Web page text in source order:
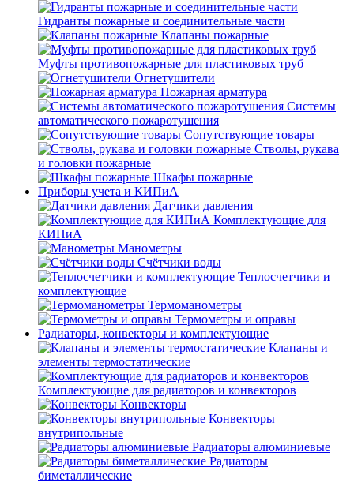
Гидранты пожарные и соединительные части
Клапаны пожарные
Муфты противопожарные для пластиковых труб
Огнетушители
Пожарная арматура
Системы
автоматического пожаротушения
Сопутствующие товары
Стволы, рукава
и головки пожарные
Шкафы пожарные
Приборы учета и КИПиА
Датчики давления
Комплектующие для
КИПиА
Манометры
Счётчики воды
Теплосчетчики и
комплектующие
Термоманометры
Термометры и оправы
Радиаторы, конвекторы и комплектующие
Клапаны и
элементы термостатические
Комплектующие для радиаторов и конвекторов
Конвекторы
Конвекторы
внутрипольные
Радиаторы алюминиевые
Радиаторы
биметаллические